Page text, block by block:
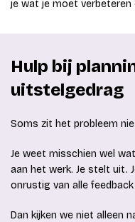
je wat je moet verbeteren
Hulp bij
uitstelgedrag
Soms zit het probleem
Je weet misschien wel
aan het werk. Je stelt uit.
onrustig van alle feedback
Dan kijken we niet alleen